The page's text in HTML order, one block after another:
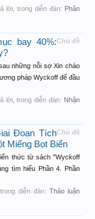
lời, trong diễn đàn: Phân
Chủ đề
bay 40%:
những nỗi sợ Xin chào
pháp Wyckoff để đầu
lời, trong diễn đàn: Nhận
Chủ đề
Đoạn Tích
Miếng Bọt Biển
thức từ sách "Wyckoff
tìm hiểu Phần 4. Phần
diễn đàn: Thảo luận